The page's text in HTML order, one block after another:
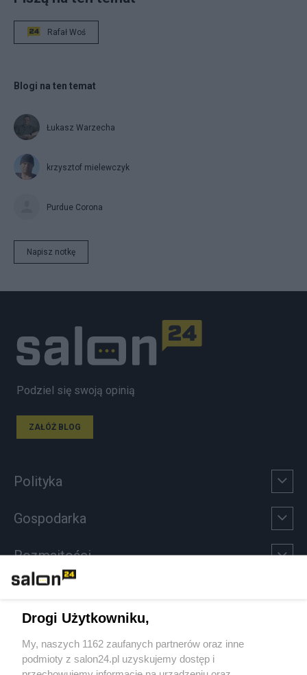
Rafał Woś
Blogi na ten temat
Łukasz Warzecha
krzysztof mielewczyk
Purdue Corona
Napisz notkę
Podziel się swoją opinią
ZAŁÓŻ BLOG
Polityka
Gospodarka
Rozmaitości
Sport
Społeczeństwo
Drogi Użytkowniku,
My, naszych 1162 zaufanych partnerów oraz inne
podmioty z salon24.pl uzyskujemy dostęp i